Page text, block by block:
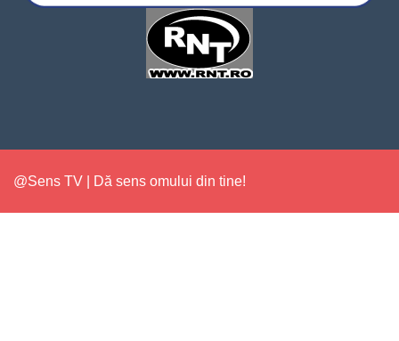
@Sens TV | Dă sens omului din tine!